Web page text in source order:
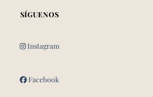
SÍGUENOS
Instagram
Facebook